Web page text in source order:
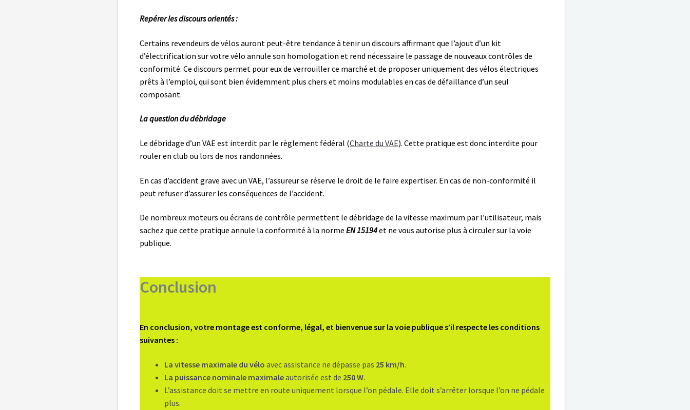
Repérer les discours orientés :
Certains revendeurs de vélos auront peut-être tendance à tenir un discours affirmant que l’ajout d’un kit
d’électrification sur votre vélo annule son homologation et rend nécessaire le passage de nouveaux contrôles de
conformité. Ce discours permet pour eux de verrouiller ce marché et de proposer uniquement des vélos électriques
prêts à l’emploi, qui sont bien évidemment plus chers et moins modulables en cas de défaillance d’un seul
composant.
La question du débridage
Le débridage d’un VAE est interdit par le règlement fédéral (Charte du VAE). Cette pratique est donc interdite pour
rouler en club ou lors de nos randonnées.
En cas d’accident grave avec un VAE, l’assureur se réserve le droit de le faire expertiser. En cas de non-conformité il
peut refuser d’assurer les conséquences de l’accident.
De nombreux moteurs ou écrans de contrôle permettent le débridage de la vitesse maximum par l’utilisateur, mais
sachez que cette pratique annule la conformité à la norme EN 15194et ne vous autorise plus à circuler sur la voie
publique.
Conclusion
En conclusion, votre montage est conforme, légal, et bienvenue sur la voie publique s’il respecte les conditions
suivantes :
La vitesse maximale du vélo avec assistance ne dépasse pas 25 km/h.
La puissance nominale maximaleautorisée est de 250 W.
L’assistance doit se mettre en route uniquement lorsque l’on pédale. Elle doit s’arrêter lorsque l’on ne pédale
plus.